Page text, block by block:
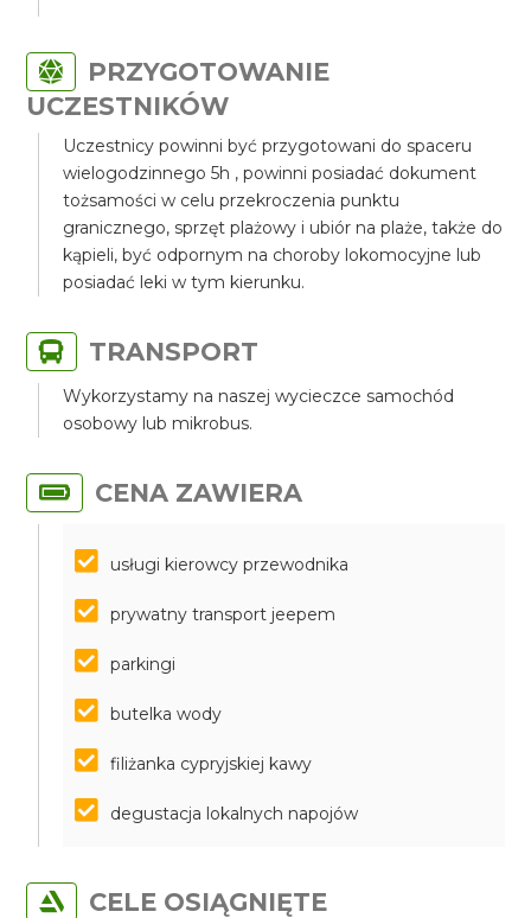
PRZYGOTOWANIE
UCZESTNIKÓW
Uczestnicy powinni być przygotowani do spaceru
wielogodzinnego 5h , powinni posiadać dokument
tożsamości w celu przekroczenia punktu
granicznego, sprzęt plażowy i ubiór na plaże, także do
kąpieli, być odpornym na choroby lokomocyjne lub
posiadać leki w tym kierunku.
TRANSPORT
Wykorzystamy na naszej wycieczce samochód
osobowy lub mikrobus.
CENA ZAWIERA
usługi kierowcy przewodnika
prywatny transport jeepem
parkingi
butelka wody
filiżanka cypryjskiej kawy
degustacja lokalnych napojów
CELE OSIĄGNIĘTE